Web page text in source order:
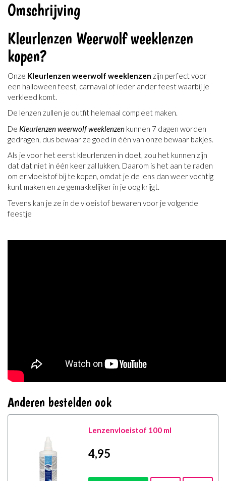
Omschrijving
Kleurlenzen Weerwolf weeklenzen
kopen?
Onze Kleurlenzen weerwolf weeklenzen zijn perfect voor
een halloween feest, carnaval of ieder ander feest waarbij je
verkleed komt.
De lenzen zullen je outfit helemaal compleet maken.
De Kleurlenzen weerwolf weeklenzen kunnen 7 dagen worden
gedragen, dus bewaar ze goed in één van onze bewaar bakjes.
Als je voor het eerst kleurlenzen in doet, zou het kunnen zijn
dat dat niet in één keer zal lukken. Daarom is het aan te raden
om er vloeistof bij te kopen, omdat je de lens dan weer vochtig
kunt maken en ze gemakkelijker in je oog krijgt.
Tevens kan je ze in de vloeistof bewaren voor je volgende
feestje
Anderen bestelden ook
Lenzenvloeistof 100 ml
4,95